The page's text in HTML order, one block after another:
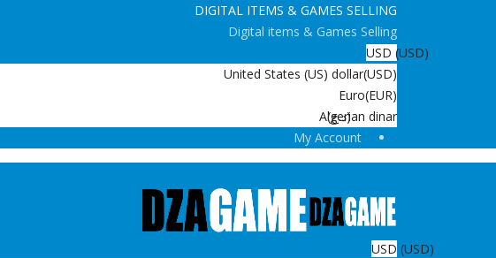
DIGITAL ITEMS & GAMES SELLING
Digital items & Games Selling
(USD)
USD
United States (US) dollar(USD)
Euro(EUR)
Algerian dinar
(د.ج)
My Account
(USD)
USD